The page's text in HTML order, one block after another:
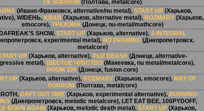
OF SORROW(Полтава, metalcore)
(Ивано-Франковск, alternative/nu metal), START UP(Харьков,
WIDЕНЬ, KRAB (Харьков, alternative metal), ROZMARY(Харьков,
emocore), ТРАХОМА (Донецк, nu-metal/mathcore)
DAFREAK'S SHOW, START UP(Харьков, alternative), J-INTEGRAL
experimental metal), NO FRAMING (Днепропетровск,
metalcore)
UP(Харьков, alternative), PLIZ DEASH (Донецк, alternative-
metal), ШЕСТОЕ ЧУВСТВО (Макеевка, nu metal/metalcore),
ROOM 109 (Донецк, fusion core)
UP (Харьков, alternative), ROZMARY (Харьков, emocore), MAY OF
SORROW (Полтава, metalcore)
, DAFT OUT TIME (Харьков, experimental alternative), BURNING
(Днепропетровск, melodic metalcore), LET EAT BEE, 100PYDOFF,
BORN AGAIN (Харьков, melodic death metal), START UP (Харьков,